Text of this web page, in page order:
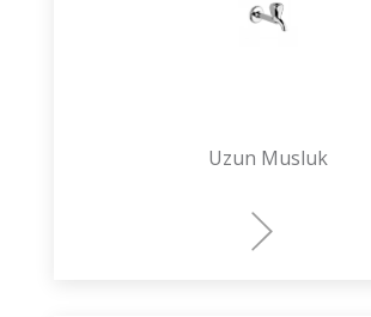
Uzun Musluk